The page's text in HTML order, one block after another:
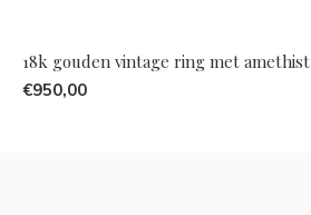
18k gouden vintage ring met amethist
€950,00